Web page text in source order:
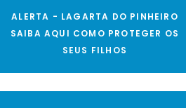
ALERTA - LAGARTA DO PINHEIRO
SAIBA AQUI COMO PROTEGER OS
SEUS FILHOS